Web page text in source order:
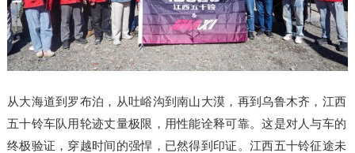
从大海道到罗布泊，从吐峪沟到南山大漠，再到乌鲁木齐，江西
五十铃车队用轮迹丈量极限，用性能诠释可靠。这是对人与车的
终极验证，穿越时间的强悍，已然得到印证。江西五十铃征途未